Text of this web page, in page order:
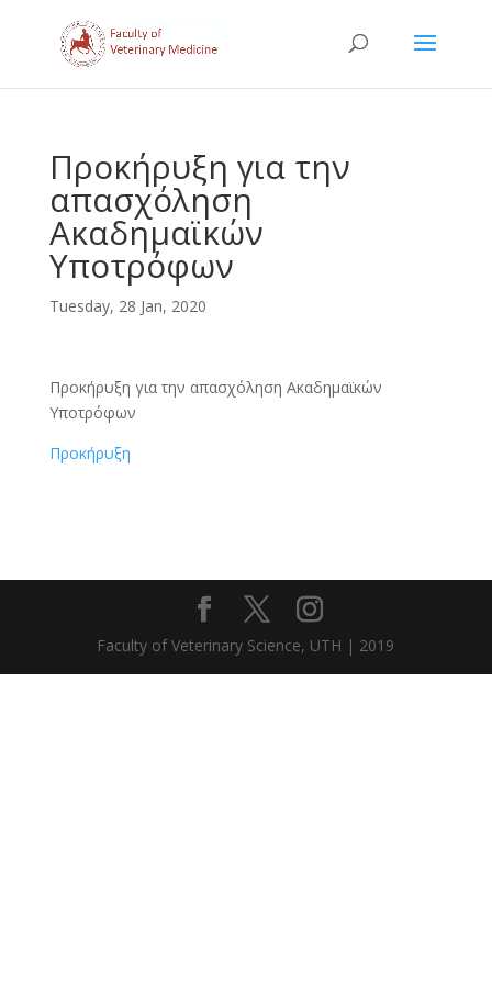
Προκήρυξη για την
απασχόληση
Ακαδημαϊκών
Υποτρόφων
Tuesday, 28 Jan, 2020
Προκήρυξη για την απασχόληση Ακαδημαϊκών
Υποτρόφων
Προκήρυξη
Faculty of Veterinary Science, UTH | 2019